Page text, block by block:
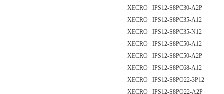
XECRO IPS12-S8PC30-A2P
XECRO IPS12-S8PC35-A12
XECRO IPS12-S8PC35-N12
XECRO IPS12-S8PC50-A12
XECRO IPS12-S8PC50-A2P
XECRO IPS12-S8PC68-A12
XECRO IPS12-S8PO22-3P12
XECRO IPS12-S8PO22-A2P